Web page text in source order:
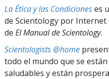
La Ética y las Condicioneses
de Scientology por Internet
de El Manual de Scientology.
Scientologists @home
todo el mundo que se
saludables y están